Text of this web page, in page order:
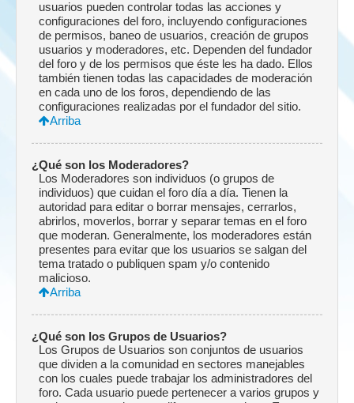
usuarios pueden controlar todas las acciones y
configuraciones del foro, incluyendo configuraciones
de permisos, baneo de usuarios, creación de grupos
usuarios y moderadores, etc. Dependen del fundador
del foro y de los permisos que éste les ha dado. Ellos
también tienen todas las capacidades de moderación
en cada uno de los foros, dependiendo de las
configuraciones realizadas por el fundador del sitio.
Arriba
¿Qué son los Moderadores?
Los Moderadores son individuos (o grupos de
individuos) que cuidan el foro día a día. Tienen la
autoridad para editar o borrar mensajes, cerrarlos,
abrirlos, moverlos, borrar y separar temas en el foro
que moderan. Generalmente, los moderadores están
presentes para evitar que los usuarios se salgan del
tema tratado o publiquen spam y/o contenido
malicioso.
Arriba
¿Qué son los Grupos de Usuarios?
Los Grupos de Usuarios son conjuntos de usuarios
que dividen a la comunidad en sectores manejables
con los cuales puede trabajar los administradores del
foro. Cada usuario puede pertenecer a varios grupos y